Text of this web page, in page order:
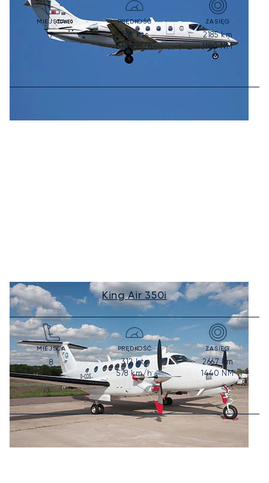
MIEJSCA
7
PRĘDKOŚĆ
449kts
832km/h
ZASIĘG
2185km
1180NM
King Air 350i
MIEJSCA
8
PRĘDKOŚĆ
312kts
578km/h
ZASIĘG
2667km
1440 NM